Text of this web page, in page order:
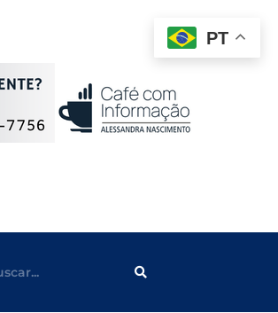
PT